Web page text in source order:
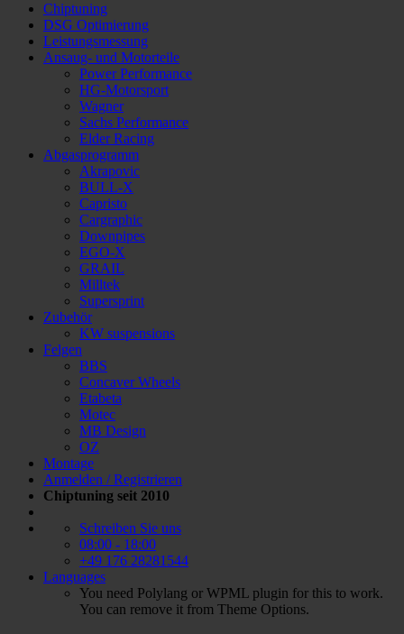
Chiptuning
DSG Optimierung
Leistungsmessung
Ansaug- und Motorteile
Power Performance
HG-Motorsport
Wagner
Sachs Performance
Elder Racing
Abgasprogramm
Akrapovic
BULL-X
Capristo
Cargraphic
Downpipes
EGO-X
GRAIL
Milltek
Supersprint
Zubehör
KW suspensions
Felgen
BBS
Concaver Wheels
Etabeta
Motec
MB Design
OZ
Montage
Anmelden / Registrieren
Chiptuning seit 2010
Schreiben Sie uns
08:00 - 18:00
+49 176 28281544
Languages
You need Polylang or WPML plugin for this to work.
You can remove it from Theme Options.